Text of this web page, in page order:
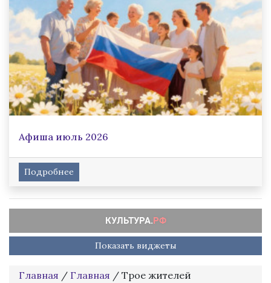
Афиша июль 2026
Подробнее
Показать виджеты
Главная / Главная / Трое жителей